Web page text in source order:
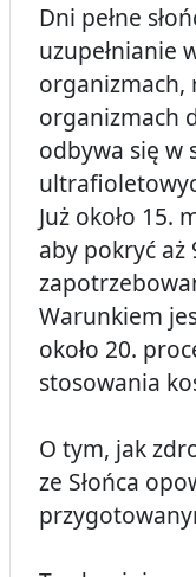
Dni pełne
uzupełnianie
organizmach,
organizmach
odbywa się w
Już około 15.
aby pokryć
Warunkiem
około 20.
stosowania
O tym, jak
ze Słońca